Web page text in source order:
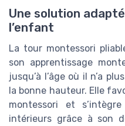
Une solution
l’enfant
La tour montessori
son apprentissage
jusqu’à l’âge où il n’a
la bonne hauteur. Elle
montessori et
intérieurs grâce à son